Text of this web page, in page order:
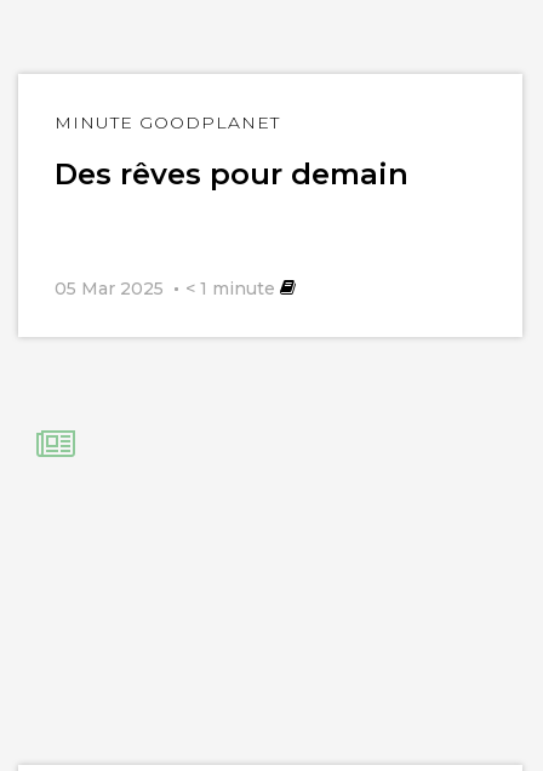
MINUTE GOODPLANET
Des rêves pour demain
05 Mar 2025 < 1 minute
Lire